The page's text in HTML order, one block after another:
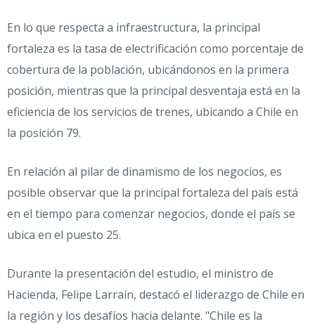
En lo que respecta a infraestructura, la principal
fortaleza es la tasa de electrificación como porcentaje de
cobertura de la población, ubicándonos en la primera
posición, mientras que la principal desventaja está en la
eficiencia de los servicios de trenes, ubicando a Chile en
la posición 79.
En relación al pilar de dinamismo de los negocios, es
posible observar que la principal fortaleza del país está
en el tiempo para comenzar negocios, donde el país se
ubica en el puesto 25.
Durante la presentación del estudio, el ministro de
Hacienda, Felipe Larraín, destacó el liderazgo de Chile en
la región y los desafíos hacia delante. "Chile es la